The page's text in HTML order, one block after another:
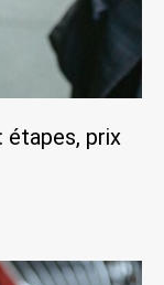
étapes, prix